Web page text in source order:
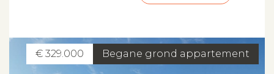
Begane grond appartement
€ 329.000